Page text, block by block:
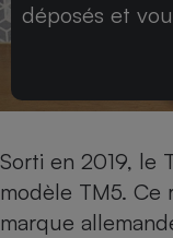
déposés et
Sorti en 2019, le
modèle TM5.
marque